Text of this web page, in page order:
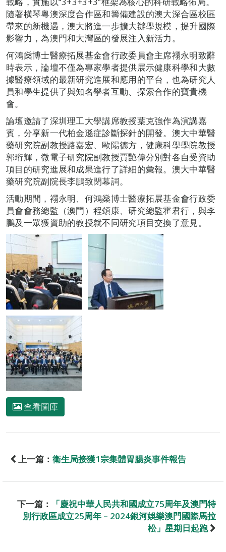
隨著橫琴粵澳深度合作區和籌備建設的澳大深合區校區
帶來的新機遇，澳大將進一步擴大辦學規模，提升國際
影響力，為澳門和大灣區的發展注入新活力。
何鴻燊博士醫療拓展基金會行政委員會主席禤永明致辭
時表示，論壇不僅為專家學者提供展示健康科學和大數
據醫療領域的最新研究進展和應用的平台，也為研究人
員和學生提供了與知名學者互動、探索合作的寶貴機
會。
論壇邀請了深圳理工大學講席教授葉克強作為演講嘉
賓，分享新一代柏金遜症診斷探針的開發。澳大中華醫
藥研究院副教授路嘉宏、歐陽德方，健康科學學院教授
郭珩輝，微電子研究院副教授賈艷偉分別對各自受資助
項目的研究進展和成果進行了詳細的彙報。澳大中華醫
藥研究院副院長李鵬致閉幕詞。
活動期間，禤永明、何鴻燊博士醫療拓展基金會行政委
員會會務總監（澳門）程頌康、研究總監霍君行，與李
鵬及一眾獲資助的教授就不同研究項目交換了意見。
查看圖庫
上一篇： 衛生局接獲1宗集體胃腸炎事件報告
下一篇：
「慶祝中華人民共和國成立75周年及澳門特
別行政區成立25周年 – 2024銀河娛樂澳門國際馬拉
松」星期日起跑